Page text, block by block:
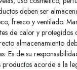
deben ser
fresco y ventilado.
de calor y protegidos
almacenamiento
Es de su
acorde a la